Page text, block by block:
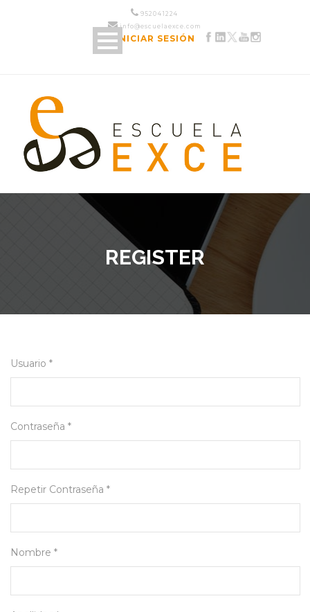
952 04 12 24
info@escuelaexce.com
INICIAR SESIÓN
REGISTER
Usuario *
Contraseña *
Repetir Contraseña *
Nombre *